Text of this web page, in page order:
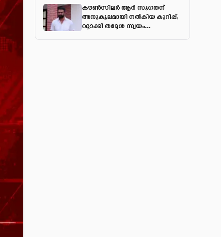
കൗൺസിലർ ആർ സുഗതന്
അനുകൂലമായി നല്‍കിയ കുറിപ്പ്;
റദ്ദാക്കി തദ്ദേശ സ്വയം